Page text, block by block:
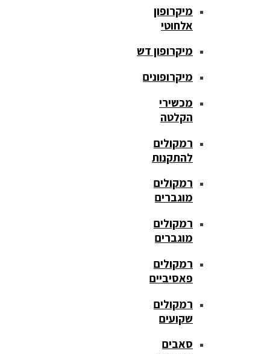
מיקרופון
אלחוטי
מיקרופון דש
מיקרופונים
מכשירי
הקלטה
רמקולים
להתקנות
רמקולים
מוגברים
רמקולים
מוגברים
רמקולים
פאסיביים
רמקולים
שקועים
סאבים